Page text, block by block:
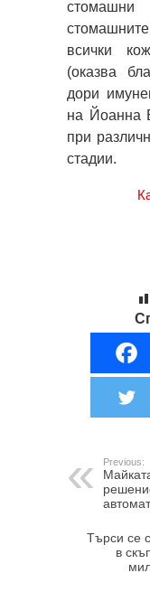
всички
(оказва
дори
на Йоанна
при
стадии.
Previous:
Търси се
в